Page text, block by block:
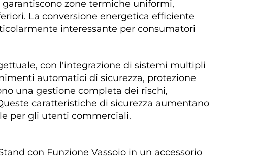
zone termiche uniformi,
La conversione energetica efficiente
interessante per consumatori
con l'integrazione di sistemi multipli
automatici di sicurezza, protezione
una gestione completa dei rischi,
caratteristiche di sicurezza aumentano
per gli utenti commerciali.
con Funzione Vassoio in un accessorio